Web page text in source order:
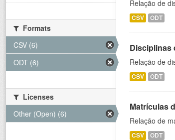
Relação de
CSV ODT
Disciplinas
Relação de
CSV ODT
Matrículas
Relação de
CSV ODT
Formats
CSV (6)
ODT (6)
Licenses
Other (Open) (6)